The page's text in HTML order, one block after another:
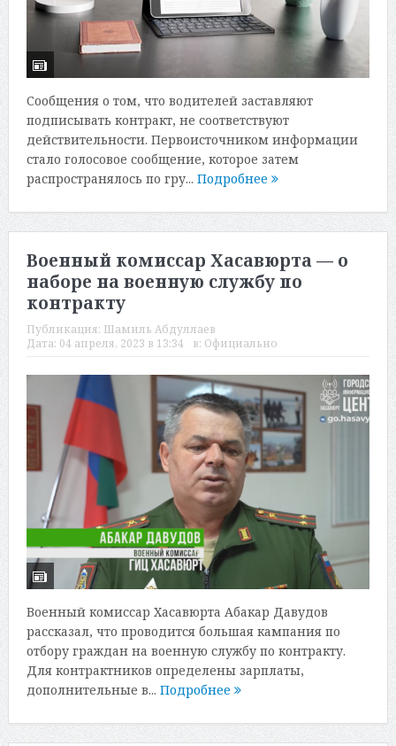
Сообщения о том, что водителей заставляют
подписывать контракт, не соответствуют
действительности. Первоисточником информации
стало голосовое сообщение, которое затем
распространялось по гру... Подробнее
Военный комиссар Хасавюрта — о
наборе на военную службу по
контракту
Публикация: Шамиль Абдуллаев
Дата: 04 апреля, 2023 в 13:34 в: Официально
Военный комиссар Хасавюрта Абакар Давудов
рассказал, что проводится большая кампания по
отбору граждан на военную службу по контракту.
Для контрактников определены зарплаты,
дополнительные в... Подробнее